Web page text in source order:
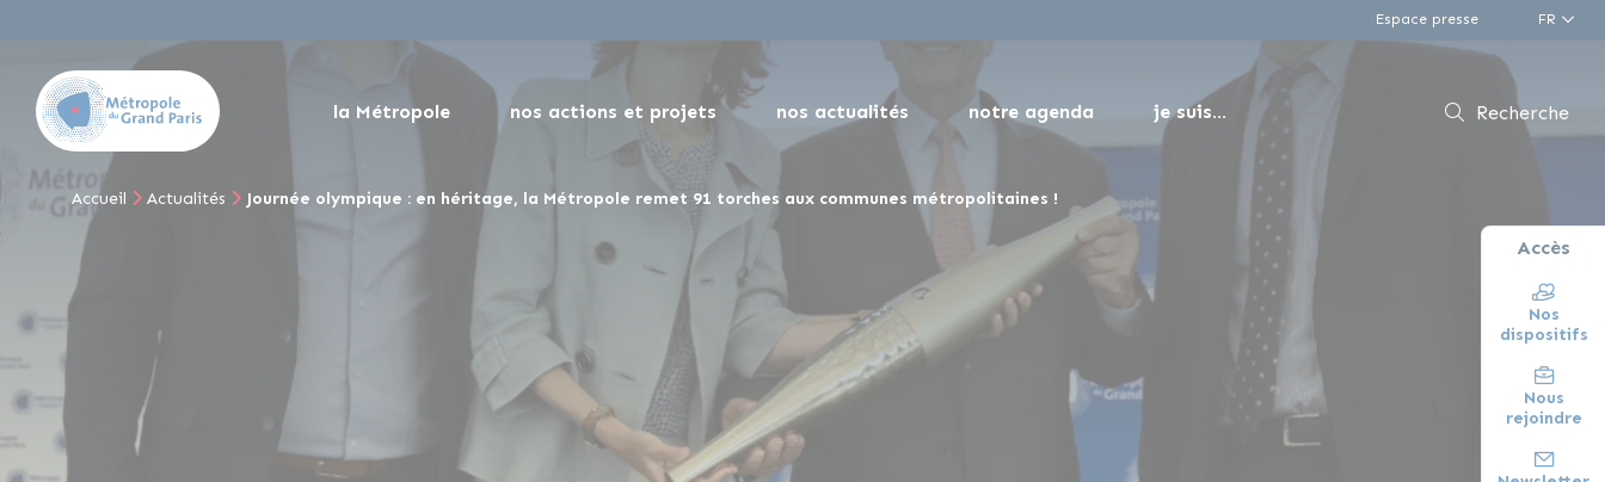
Espace presse FR
la Métropole nos actions et projets nos actualités notre agenda je suis... Recherche
Accueil Actualités Journée olympique : en héritage, la Métropole remet 91 torches aux communes métropolitaines !
Accès
Nos
dispositifs
Nous
rejoindre